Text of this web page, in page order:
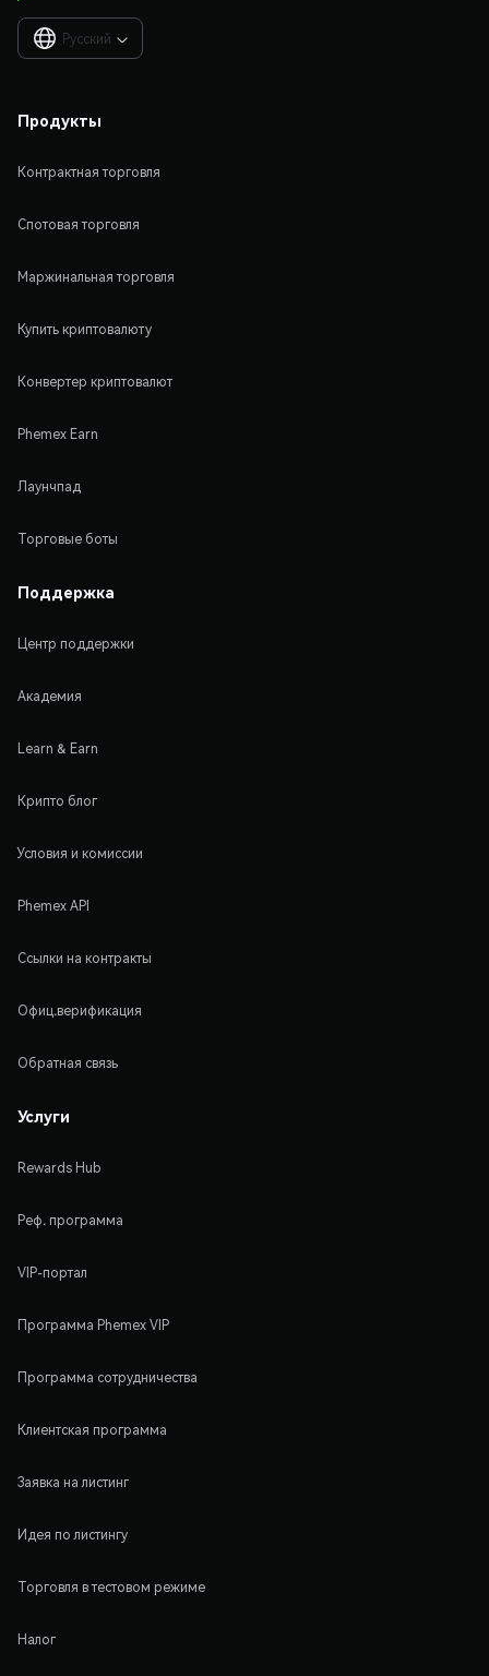
Русский 
Продукты
Контрактная торговля
Спотовая торговля
Маржинальная торговля
Купить криптовалюту
Конвертер криптовалют
Phemex Earn
Лаунчпад
Торговые боты
Поддержка
Центр поддержки
Академия
Learn & Earn
Крипто блог
Условия и комиссии
Phemex API
Ссылки на контракты
Офиц.верификация
Обратная связь
Услуги
Rewards Hub
Реф. программа
VIP-портал
Программа Phemex VIP
Программа сотрудничества
Клиентская программа
Заявка на листинг
Идея по листингу
Торговля в тестовом режиме
Налог